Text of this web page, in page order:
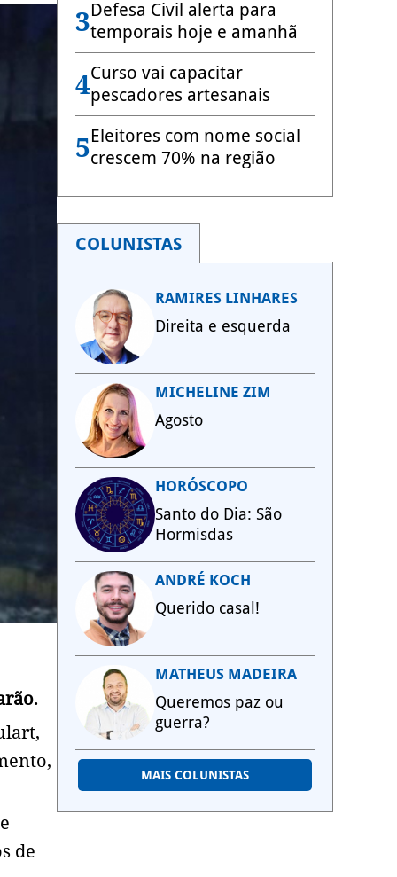
.
de
3Defesa Civil alerta para
temporais hoje e amanhã
4Curso vai capacitar
pescadores artesanais
5Eleitores com nome social
crescem 70% na região
COLUNISTAS
RAMIRES LINHARES
Direita e esquerda
MICHELINE ZIM
Agosto
HORÓSCOPO
Santo do Dia: São
Hormisdas
ANDRÉ KOCH
Querido casal!
MATHEUS MADEIRA
Queremos paz ou
guerra?
MAIS COLUNISTAS